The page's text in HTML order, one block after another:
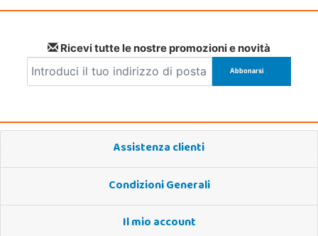
Ricevi tutte le nostre promozioni e novità
Assistenza clienti
Condizioni Generali
Il mio account